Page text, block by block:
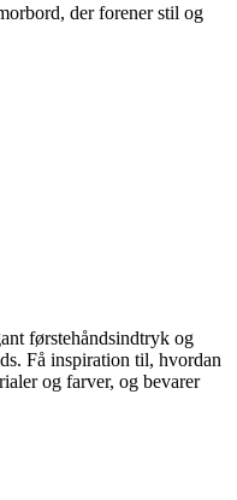
der forener stil og
førstehåndsindtryk og
Få inspiration til, hvordan
og farver, og bevarer